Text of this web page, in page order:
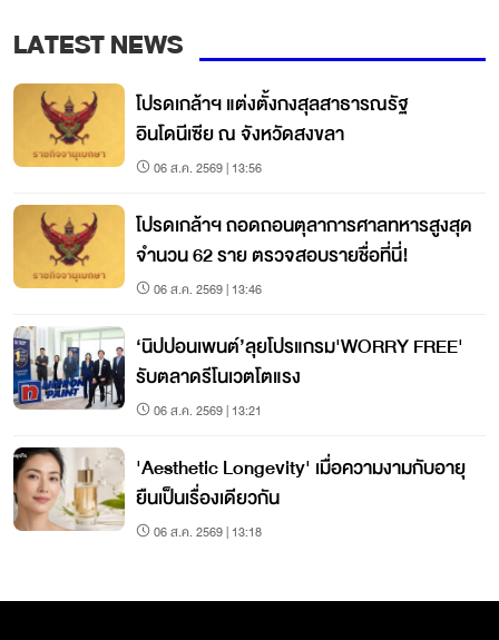
LATEST NEWS
โปรดเกล้าฯ แต่งตั้งกงสุลสาธารณรัฐ
อินโดนีเซีย ณ จังหวัดสงขลา
06 ส.ค. 2569 | 13:56
โปรดเกล้าฯ ถอดถอนตุลาการศาลทหารสูงสุด
จำนวน 62 ราย ตรวจสอบรายชื่อที่นี่!
06 ส.ค. 2569 | 13:46
‘นิปปอนเพนต์’ลุยโปรแกรม'WORRY FREE'
รับตลาดรีโนเวตโตแรง
06 ส.ค. 2569 | 13:21
'Aesthetic Longevity' เมื่อความงามกับอายุ
ยืนเป็นเรื่องเดียวกัน
06 ส.ค. 2569 | 13:18